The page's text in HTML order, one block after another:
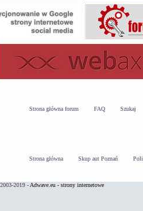
Strona główna forum FAQ Szukaj
Strona główna Skup aut Poznań
2019 - Adwave.eu - strony internetowe